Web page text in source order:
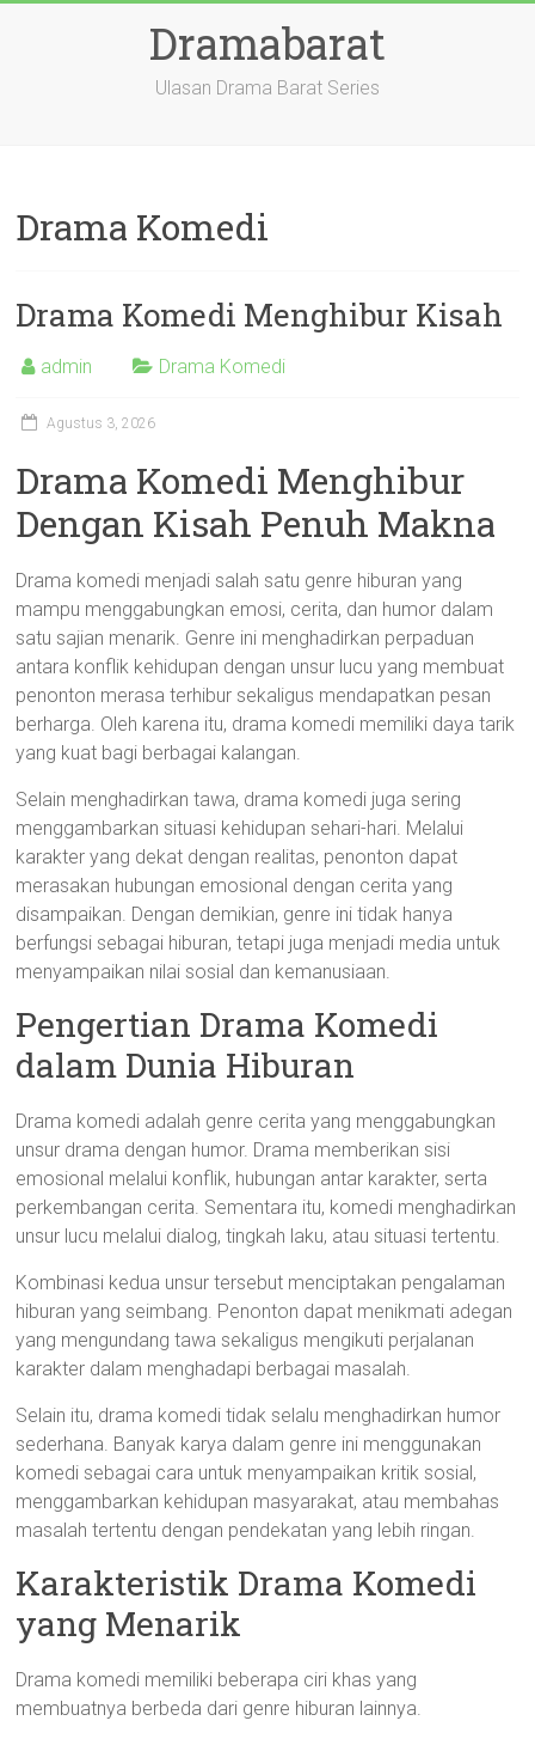
Dramabarat
Ulasan Drama Barat Series
Drama Komedi
Drama Komedi Menghibur Kisah
admin Drama Komedi
Agustus 3, 2026
Drama Komedi Menghibur
Dengan Kisah Penuh Makna
Drama komedi menjadi salah satu genre hiburan yang
mampu menggabungkan emosi, cerita, dan humor dalam
satu sajian menarik. Genre ini menghadirkan perpaduan
antara konflik kehidupan dengan unsur lucu yang membuat
penonton merasa terhibur sekaligus mendapatkan pesan
berharga. Oleh karena itu, drama komedi memiliki daya tarik
yang kuat bagi berbagai kalangan.
Selain menghadirkan tawa, drama komedi juga sering
menggambarkan situasi kehidupan sehari-hari. Melalui
karakter yang dekat dengan realitas, penonton dapat
merasakan hubungan emosional dengan cerita yang
disampaikan. Dengan demikian, genre ini tidak hanya
berfungsi sebagai hiburan, tetapi juga menjadi media untuk
menyampaikan nilai sosial dan kemanusiaan.
Pengertian Drama Komedi
dalam Dunia Hiburan
Drama komedi adalah genre cerita yang menggabungkan
unsur drama dengan humor. Drama memberikan sisi
emosional melalui konflik, hubungan antar karakter, serta
perkembangan cerita. Sementara itu, komedi menghadirkan
unsur lucu melalui dialog, tingkah laku, atau situasi tertentu.
Kombinasi kedua unsur tersebut menciptakan pengalaman
hiburan yang seimbang. Penonton dapat menikmati adegan
yang mengundang tawa sekaligus mengikuti perjalanan
karakter dalam menghadapi berbagai masalah.
Selain itu, drama komedi tidak selalu menghadirkan humor
sederhana. Banyak karya dalam genre ini menggunakan
komedi sebagai cara untuk menyampaikan kritik sosial,
menggambarkan kehidupan masyarakat, atau membahas
masalah tertentu dengan pendekatan yang lebih ringan.
Karakteristik Drama Komedi
yang Menarik
Drama komedi memiliki beberapa ciri khas yang
membuatnya berbeda dari genre hiburan lainnya.